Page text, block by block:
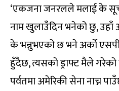
‘एकजना जनरलले मलाई के
नाम खुलाउँदिन भनेको छु, उहाँ
के भन्नुभएको छ भने अर्को
हुँदैछ, त्यसको ड्राफ्ट मैले
पर्वतमा अमेरिकी सेना नाच्न